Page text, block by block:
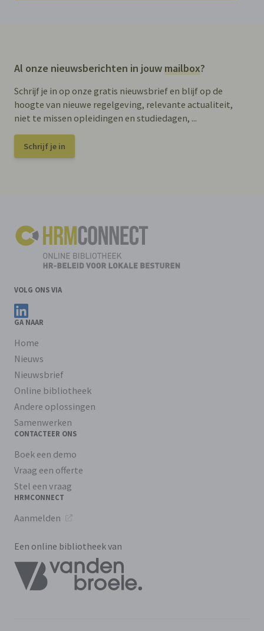
Al onze nieuwsberichten in jouw mailbox?
Schrijf je in op onze gratis nieuwsbrief en blijf op de
hoogte van nieuwe regelgeving, relevante actualiteit,
niet te missen opleidingen en studiedagen, ...
Schrijf je in
VOLG ONS VIA
Volg ons op LinkedIn
GA NAAR
Home
Nieuws
Nieuwsbrief
Online bibliotheek
Andere oplossingen
Samenwerken
CONTACTEER ONS
Boek een demo
Vraag een offerte
Stel een vraag
HRMCONNECT
Aanmelden
Een online bibliotheek van